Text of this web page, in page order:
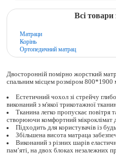
Всі товари
Матраци
Корінь
Ортопедичний матрац
Двосторонній помірно жорсткий
спальним місцем розміром
Естетичний чохол зі стрейчу
виконаний з м'якої трикотажної
Тканина легко пропускає повітря
створюючи комфортний мікроклімат
Підходить для користувачів із
Збільшена висота матраца
Виконаний з різних шарів
пам’яті, на двох блоках незалежних